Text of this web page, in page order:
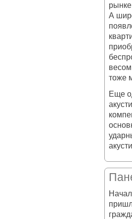
А
тоже
Еще